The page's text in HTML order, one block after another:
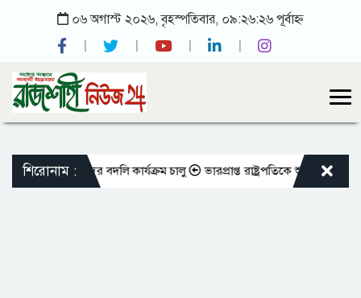
০৬ অগাস্ট ২০২৬, বৃহস্পতিবার, ০৯:২৬:২৬ পূর্বাহ্ন
শিরোনাম :
শিক্ষকদের বদলি কার্যক্রম চালু ভারপ্রাপ্ত রাষ্ট্রপতিকে শুভেচ্ছা জানালেন